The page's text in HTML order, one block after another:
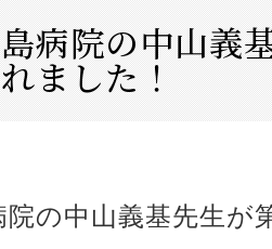
病院の中山義
ました！
院の中山義基先生が